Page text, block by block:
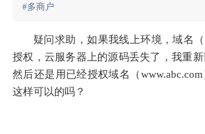
#多商户
疑问求助，如果我线上环境，域名
授权，云服务器上的源码丢失了，我重新
然后还是用已经授权域名（
这样可以的吗？